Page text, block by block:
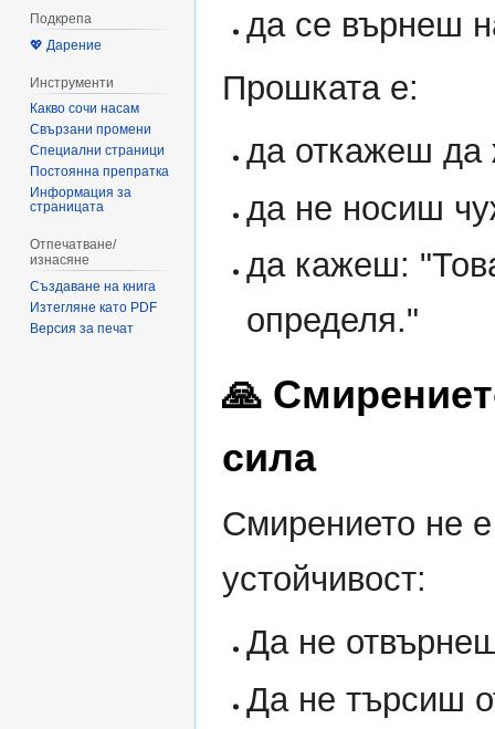
да се върнеш
Прошката е:
да откажеш да
да не носиш
да кажеш:
определя."
🙏
сила
Смирението не
устойчивост:
Да не
Да не търсиш
Подкрепа
💖 Дарение
Инструменти
Какво сочи насам
Свързани промени
Специални страници
Постоянна препратка
Информация за
страницата
Отпечатване/
изнасяне
Създаване на книга
Изтегляне като PDF
Версия за печат